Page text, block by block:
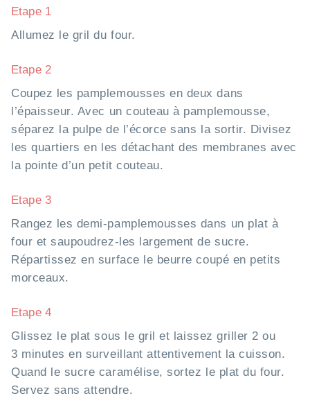
Etape 1
Allumez le gril du four.
Etape 2
Coupez les pamplemousses en deux dans
l’épaisseur. Avec un couteau à pamplemousse,
séparez la pulpe de l’écorce sans la sortir. Divisez
les quartiers en les détachant des membranes avec
la pointe d’un petit couteau.
Etape 3
Rangez les demi-pamplemousses dans un plat à
four et saupoudrez-les largement de sucre.
Répartissez en surface le beurre coupé en petits
morceaux.
Etape 4
Glissez le plat sous le gril et laissez griller 2 ou
3 minutes en surveillant attentivement la cuisson.
Quand le sucre caramélise, sortez le plat du four.
Servez sans attendre.